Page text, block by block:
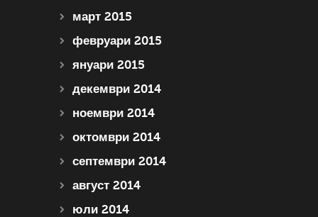
март 2015
февруари 2015
януари 2015
декември 2014
ноември 2014
октомври 2014
септември 2014
август 2014
юли 2014